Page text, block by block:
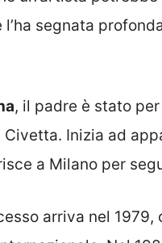
l’ha segnata
, il padre è stato
Inizia ad
a Milano per
arriva nel 1979,